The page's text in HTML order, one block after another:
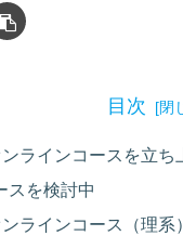
目次
ラインコースを立ち
スを検討中
ラインコース（理